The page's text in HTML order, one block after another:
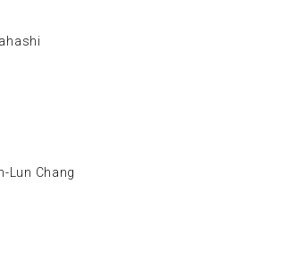
Lun Chang